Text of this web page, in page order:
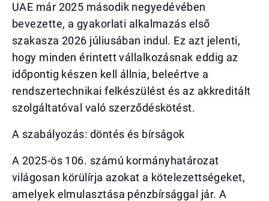
UAE már 2025 második negyedévében
bevezette, a gyakorlati alkalmazás első
szakasza 2026 júliusában indul. Ez azt jelenti,
hogy minden érintett vállalkozásnak eddig az
időpontig készen kell állnia, beleértve a
rendszertechnikai felkészülést és az akkreditált
szolgáltatóval való szerződéskötést.
A szabályozás: döntés és bírságok
A 2025-ös 106. számú kormányhatározat
világosan körülírja azokat a kötelezettségeket,
amelyek elmulasztása pénzbírsággal jár. A